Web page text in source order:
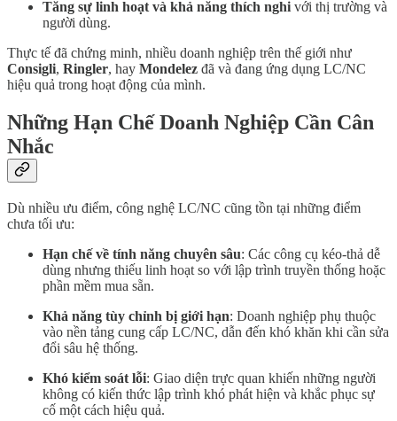
Tăng sự linh hoạt và khả năng thích nghi với thị trường và
người dùng.
Thực tế đã chứng minh, nhiều doanh nghiệp trên thế giới như
Consigli, Ringler, hay Mondelez đã và đang ứng dụng LC/NC
hiệu quả trong hoạt động của mình.
Những Hạn Chế Doanh Nghiệp Cần Cân
Nhắc
Dù nhiều ưu điểm, công nghệ LC/NC cũng tồn tại những điểm
chưa tối ưu:
Hạn chế về tính năng chuyên sâu: Các công cụ kéo-thả dễ
dùng nhưng thiếu linh hoạt so với lập trình truyền thống hoặc
phần mềm mua sẵn.
Khả năng tùy chỉnh bị giới hạn: Doanh nghiệp phụ thuộc
vào nền tảng cung cấp LC/NC, dẫn đến khó khăn khi cần sửa
đổi sâu hệ thống.
Khó kiểm soát lỗi: Giao diện trực quan khiến những người
không có kiến thức lập trình khó phát hiện và khắc phục sự
cố một cách hiệu quả.